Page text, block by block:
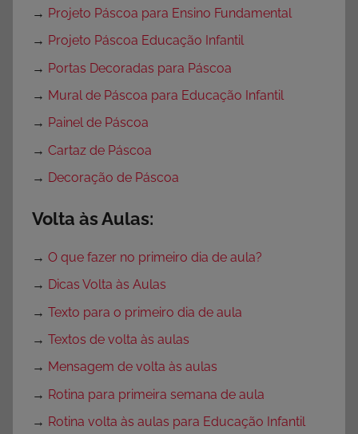
→ Projeto Páscoa para Ensino Fundamental
→ Projeto Páscoa Educação Infantil
→ Portas Decoradas para Páscoa
→ Mural de Páscoa para Educação Infantil
→ Painel de Páscoa
→ Cartaz de Páscoa
→ Decoração de Páscoa
Volta às Aulas:
→ O que fazer no primeiro dia de aula?
→ Dicas Volta às Aulas
→ Texto para o primeiro dia de aula
→ Textos de volta às aulas
→ Mensagem de volta às aulas
→ Rotina para primeira semana de aula
→ Rotina volta às aulas para Educação Infantil